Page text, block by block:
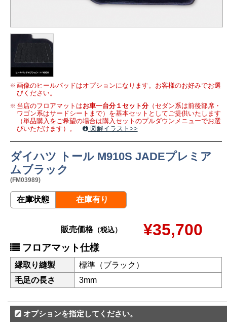
画像のヒールパッドはオプションになります。お客様のお好みでお選
びください。
当店のフロアマットはお車一台分１セット分（セダン系は前後部席・
ワゴン系はサードシートまで）を基本セットとしてご提供いたします
（単品購入をご希望の場合は購入セットのプルダウンメニューでお選
びいただけます）。
図解イラスト>>
ダイハツ トール M910S JADEプレミア
ムブラック
(FM03989)
在庫状態 在庫有り
販売価格（税込） ¥35,700
フロアマット仕様
縁取り縫製
標準（ブラック）
毛足の長さ
3mm
オプションを指定してください。